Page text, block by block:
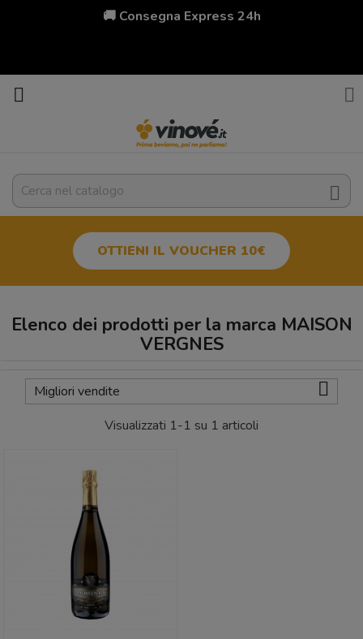
🚚 Consegna Express 24h
 

OTTIENI IL VOUCHER 10€
Elenco dei prodotti per la marca MAISON
VERGNES
Migliori vendite 
Visualizzati 1-1 su 1 articoli